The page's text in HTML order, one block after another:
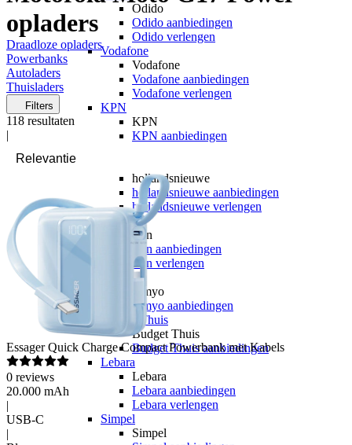
Odido
Odido aanbiedingen
Odido verlengen
Vodafone
Vodafone
Vodafone aanbiedingen
Vodafone verlengen
KPN
KPN
KPN aanbiedingen
hollandsnieuwe
hollandsnieuwe aanbiedingen
hollandsnieuwe verlengen
Ben
Ben
Ben aanbiedingen
Ben verlengen
Simyo
Simyo aanbiedingen
Budget Thuis
Budget Thuis
Budget Thuis aanbiedingen
Lebara
Lebara
Lebara aanbiedingen
Lebara verlengen
Simpel
Simpel
opladers
Draadloze opladers
Powerbanks
Autoladers
Thuisladers
Filters
118 resultaten
|
Essager Quick Charge Compact Powerbank met Kabels
0 reviews
20.000 mAh
|
USB-C
|